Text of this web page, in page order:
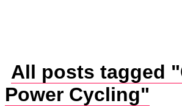
All posts tagged
Power Cycling"